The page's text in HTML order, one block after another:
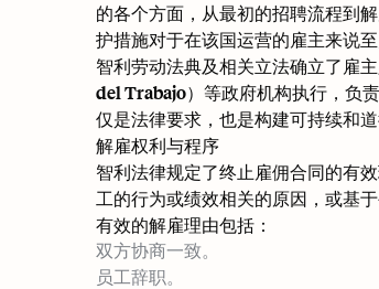
的各个方面，从最初的招聘流程到
护措施对于在该国运营的雇主来说
智利劳动法典及相关立法确立了雇
del Trabajo）等政府机构执行，负
仅是法律要求，也是构建可持续和道
解雇权利与程序
智利法律规定了终止雇佣合同的有
工的行为或绩效相关的原因，或基
有效的解雇理由包括：
双方协商一致。
员工辞职。